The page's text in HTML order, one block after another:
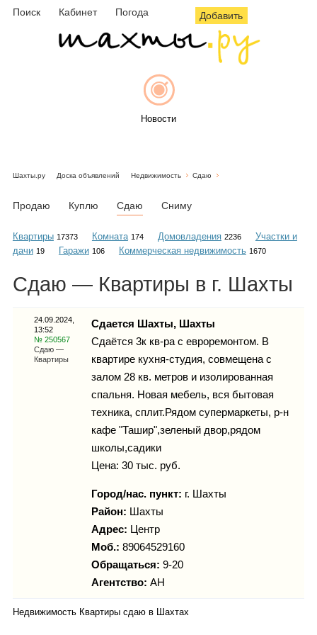
Поиск Кабинет Погода Добавить
Новости
Объявления
Каталог
Карты
Шахты.ру Доска объявлений Недвижимость Сдаю
Продаю Куплю Сдаю Сниму
Квартиры 17373 Комната 174 Домовладения 2236
Участки и
дачи 19 Гаражи 106 Коммерческая недвижимость 1670
Сдаю — Квартиры в г. Шахты
24.09.2024,
13:52
№ 250567
Сдаю —
Квартиры
Сдается Шахты, Шахты
Сдаётся 3к кв-ра с евроремонтом. В
квартире кухня-студия, совмещена с
залом 28 кв. метров и изолированная
спальня. Новая мебель, вся бытовая
техника, сплит.Рядом супермаркеты, р-н
кафе "Ташир",зеленый двор,рядом
школы,садики
Цена: 30 тыс. руб.
Город/нас. пункт: г. Шахты
Район: Шахты
Адрес: Центр
Моб.: 89064529160
Обращаться: 9-20
Агентство: АН
Недвижимость Квартиры сдаю в Шахтах